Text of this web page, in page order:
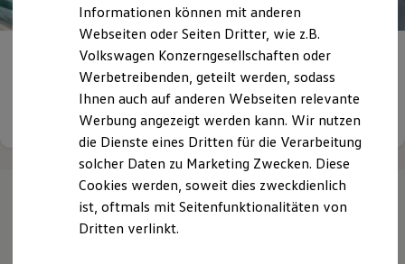
Lifestyle Shop
T-Roc Kollektion
Golf Kollektion
ID. Kollektion
Volkswagen Kollektion
R-Kollektion
GTI Kollektion
Fußball Drop
we drive football
#wedriveproud
Besitzer und Service
Software Updates
Service und Ersatzteile
Ihre berufliche Zukunft in der Röhr Gruppe
Details ansehen
Ihrenächsten
Informationen können mit anderen
Webseiten oder Seiten Dritter, wie z.B.
Volkswagen Konzerngesellschaften oder
Werbetreibenden, geteilt werden, sodass
Ihnen auch auf anderen Webseiten relevante
Werbung angezeigt werden kann. Wir nutzen
die Dienste eines Dritten für die Verarbeitung
solcher Daten zu Marketing Zwecken. Diese
Cookies werden, soweit dies zweckdienlich
ist, oftmals mit Seitenfunktionalitäten von
Dritten verlinkt.